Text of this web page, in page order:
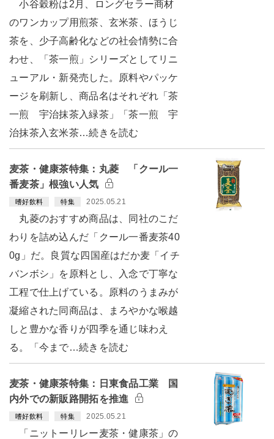
小谷穀粉は2月、ロングセラー商材
のワンカップ用煎茶、玄米茶、ほうじ
茶を、少子高齢化などの社会情勢に合
わせ、「茶一煎」シリーズとしてリニ
ューアル・新発売した。原料やパッケ
ージを刷新し、商品名はそれぞれ「茶
一煎 宇治抹茶入緑茶」「茶一煎 宇
治抹茶入玄米茶…続きを読む
麦茶・健康茶特集：丸菱 「クール一
番麦茶」根強い人気
嗜好飲料 特集 2025.05.21
丸菱のおすすめ商品は、同社のこだ
わりを詰め込んだ「クール一番麦茶40
0g」だ。良質な四国産はだか麦「イチ
バンボシ」を原料とし、入念で丁寧な
工程で仕上げている。原料のうまみが
凝縮された同商品は、まろやかな喉越
しと豊かな香りが四季を通じ味わえ
る。「今まで…続きを読む
麦茶・健康茶特集：日東食品工業 国
内外での新販路開拓を推進
嗜好飲料 特集 2025.05.21
「ニットーリレー麦茶・健康茶」の